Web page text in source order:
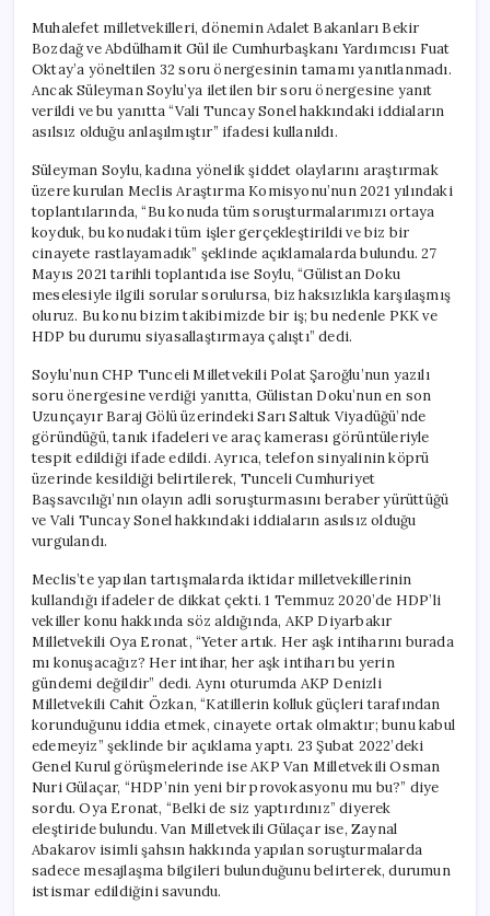
Muhalefet milletvekilleri, dönemin Adalet Bakanları Bekir
Bozdağ ve Abdülhamit Gül ile Cumhurbaşkanı Yardımcısı Fuat
Oktay’a yöneltilen 32 soru önergesinin tamamı yanıtlanmadı.
Ancak Süleyman Soylu’ya iletilen bir soru önergesine yanıt
verildi ve bu yanıtta “Vali Tuncay Sonel hakkındaki iddiaların
asılsız olduğu anlaşılmıştır” ifadesi kullanıldı.
Süleyman Soylu, kadına yönelik şiddet olaylarını araştırmak
üzere kurulan Meclis Araştırma Komisyonu’nun 2021 yılındaki
toplantılarında, “Bu konuda tüm soruşturmalarımızı ortaya
koyduk, bu konudaki tüm işler gerçekleştirildi ve biz bir
cinayete rastlayamadık” şeklinde açıklamalarda bulundu. 27
Mayıs 2021 tarihli toplantıda ise Soylu, “Gülistan Doku
meselesiyle ilgili sorular sorulursa, biz haksızlıkla karşılaşmış
oluruz. Bu konu bizim takibimizde bir iş; bu nedenle PKK ve
HDP bu durumu siyasallaştırmaya çalıştı” dedi.
Soylu’nun CHP Tunceli Milletvekili Polat Şaroğlu’nun yazılı
soru önergesine verdiği yanıtta, Gülistan Doku’nun en son
Uzunçayır Baraj Gölü üzerindeki Sarı Saltuk Viyadüğü’nde
göründüğü, tanık ifadeleri ve araç kamerası görüntüleriyle
tespit edildiği ifade edildi. Ayrıca, telefon sinyalinin köprü
üzerinde kesildiği belirtilerek, Tunceli Cumhuriyet
Başsavcılığı’nın olayın adli soruşturmasını beraber yürüttüğü
ve Vali Tuncay Sonel hakkındaki iddiaların asılsız olduğu
vurgulandı.
Meclis’te yapılan tartışmalarda iktidar milletvekillerinin
kullandığı ifadeler de dikkat çekti. 1 Temmuz 2020’de HDP’li
vekiller konu hakkında söz aldığında, AKP Diyarbakır
Milletvekili Oya Eronat, “Yeter artık. Her aşk intiharını burada
mı konuşacağız? Her intihar, her aşk intiharı bu yerin
gündemi değildir” dedi. Aynı oturumda AKP Denizli
Milletvekili Cahit Özkan, “Katillerin kolluk güçleri tarafından
korunduğunu iddia etmek, cinayete ortak olmaktır; bunu kabul
edemeyiz” şeklinde bir açıklama yaptı. 23 Şubat 2022’deki
Genel Kurul görüşmelerinde ise AKP Van Milletvekili Osman
Nuri Gülaçar, “HDP’nin yeni bir provokasyonu mu bu?” diye
sordu. Oya Eronat, “Belki de siz yaptırdınız” diyerek
eleştiride bulundu. Van Milletvekili Gülaçar ise, Zaynal
Abakarov isimli şahsın hakkında yapılan soruşturmalarda
sadece mesajlaşma bilgileri bulunduğunu belirterek, durumun
istismar edildiğini savundu.